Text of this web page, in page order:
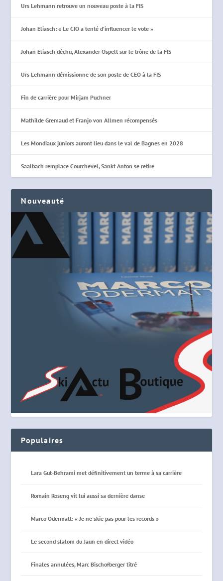
Urs Lehmann retrouve un nouveau poste à la FIS
Johan Eliasch: « Le CIO a tenté d’influencer le vote »
Johan Eliasch déchu, Alexander Ospelt sur le trône de la FIS
Urs Lehmann démissionne de son poste de CEO à la FIS
Fin de carrière pour Mirjam Puchner
Mathilde Gremaud et Franjo von Allmen récompensés
Les Mondiaux juniors auront lieu dans le val de Bagnes en 2028
Saalbach remplace Courchevel, Sankt Anton se retire
Nouveauté
Populaires
Lara Gut-Behrami met définitivement un terme à sa carrière
Romain Roseng vit lui aussi sa dernière danse
Marco Odermatt: « Je ne skie pas pour les records »
Le second slalom du Jaun en direct vidéo
Finales annulées, Marc Bischofberger titré